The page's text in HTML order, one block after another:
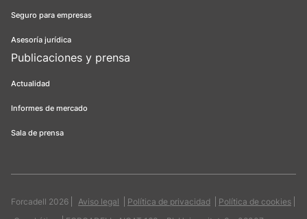
Seguro para empresas
Asesoría jurídica
Publicaciones y prensa
Actualidad
Informes de mercado
Sala de prensa
Forcadell 2026 Aviso legal Política de privacidad
Política de cookies